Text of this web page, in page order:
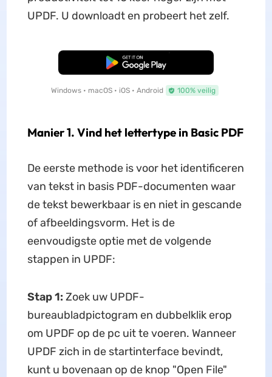
UPDF. U downloadt en probeert het zelf.
Gratis Download
Windows • macOS • iOS • Android 100% veilig
Manier 1. Vind het lettertype in Basic PDF
De eerste methode is voor het identificeren
van tekst in basis PDF-documenten waar
de tekst bewerkbaar is en niet in gescande
of afbeeldingsvorm. Het is de
eenvoudigste optie met de volgende
stappen in UPDF:
Stap 1: Zoek uw UPDF-
bureaubladpictogram en dubbelklik erop
om UPDF op de pc uit te voeren. Wanneer
UPDF zich in de startinterface bevindt,
kunt u bovenaan op de knop "Open File"